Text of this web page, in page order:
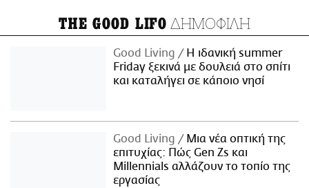
THE GOOD LIFO ΔΗΜΟΦΙΛΗ
Good Living
Η ιδανική summer
Friday ξεκινά με δουλειά στο σπίτι
και καταλήγει σε κάποιο νησί
Good Living
Μια νέα οπτική της
επιτυχίας: Πώς Gen Zs και
Millennials αλλάζουν το τοπίο της
εργασίας